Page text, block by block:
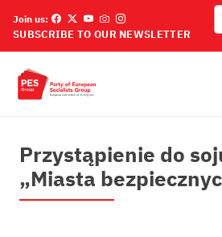
Join us:
SUBSCRIBE TO OUR NEWSLETTER
Przystąpienie do
„Miasta